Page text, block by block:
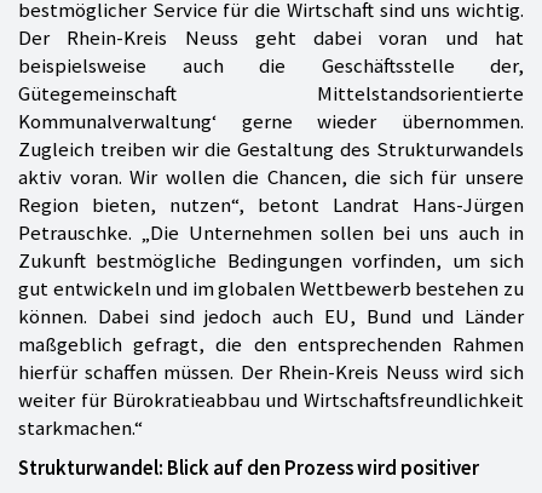
bestmöglicher Service für die Wirtschaft sind uns wichtig.
Der Rhein-Kreis Neuss geht dabei voran und hat
beispielsweise auch die Geschäftsstelle der,
Gütegemeinschaft Mittelstandsorientierte
Kommunalverwaltung‘ gerne wieder übernommen.
Zugleich treiben wir die Gestaltung des Strukturwandels
aktiv voran. Wir wollen die Chancen, die sich für unsere
Region bieten, nutzen“, betont Landrat Hans-Jürgen
Petrauschke. „Die Unternehmen sollen bei uns auch in
Zukunft bestmögliche Bedingungen vorfinden, um sich
gut entwickeln und im globalen Wettbewerb bestehen zu
können. Dabei sind jedoch auch EU, Bund und Länder
maßgeblich gefragt, die den entsprechenden Rahmen
hierfür schaffen müssen. Der Rhein-Kreis Neuss wird sich
weiter für Bürokratieabbau und Wirtschaftsfreundlichkeit
starkmachen.“
Strukturwandel: Blick auf den Prozess wird positiver